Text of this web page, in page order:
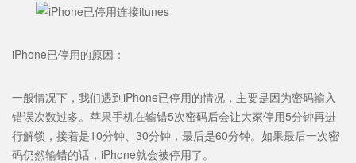
iPhone已停用的原因：
一般情况下，我们遇到iPhone已停用的情况，主要是因为密码输入
错误次数过多。苹果手机在输错5次密码后会让大家停用5分钟再进
行解锁，接着是10分钟、30分钟，最后是60分钟。如果最后一次密
码仍然输错的话，iPhone就会被停用了。